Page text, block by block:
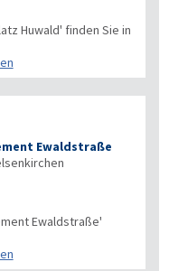
Huwald' finden Sie in
Ewaldstraße
Ewaldstraße'